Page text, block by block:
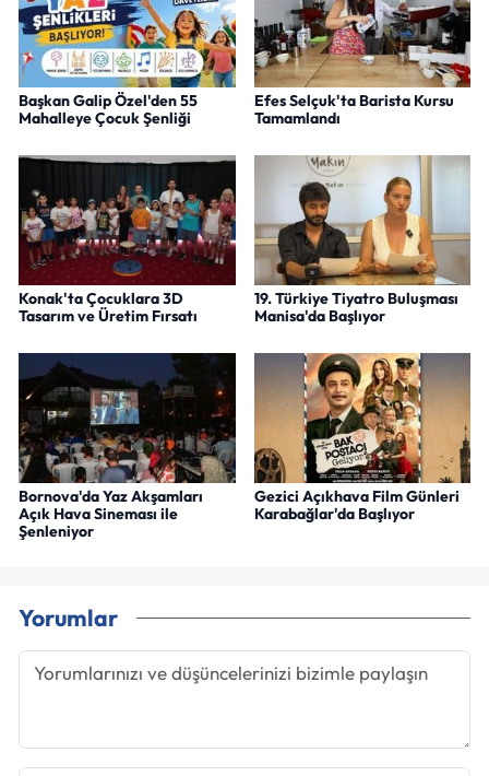
Başkan Galip Özel'den 55
Mahalleye Çocuk Şenliği
Efes Selçuk'ta Barista Kursu
Tamamlandı
Konak'ta Çocuklara 3D
Tasarım ve Üretim Fırsatı
19. Türkiye Tiyatro Buluşması
Manisa'da Başlıyor
Bornova'da Yaz Akşamları
Açık Hava Sineması ile
Şenleniyor
Gezici Açıkhava Film Günleri
Karabağlar'da Başlıyor
Yorumlar